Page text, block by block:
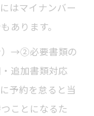
はマイナンバー
あります。
）→②必要書類の
追加書類対応
予約を怠ると当
ことになるた